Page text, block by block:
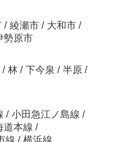
/ 綾瀬市 / 大和市 /
勢原市
/ 林 / 下今泉 / 半原 /
/ 小田急江ノ島線 /
道本線 /
線 / 横浜線